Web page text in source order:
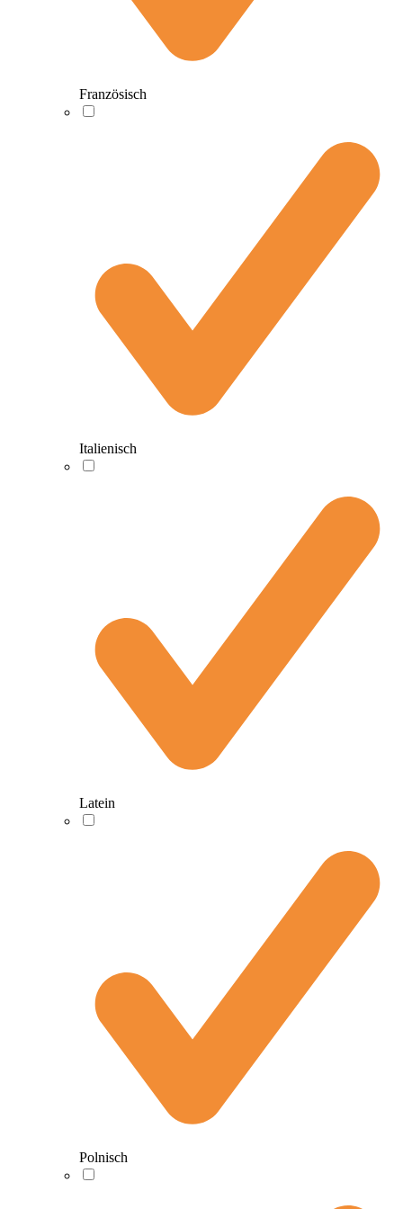
Französisch
Italienisch
Latein
Polnisch